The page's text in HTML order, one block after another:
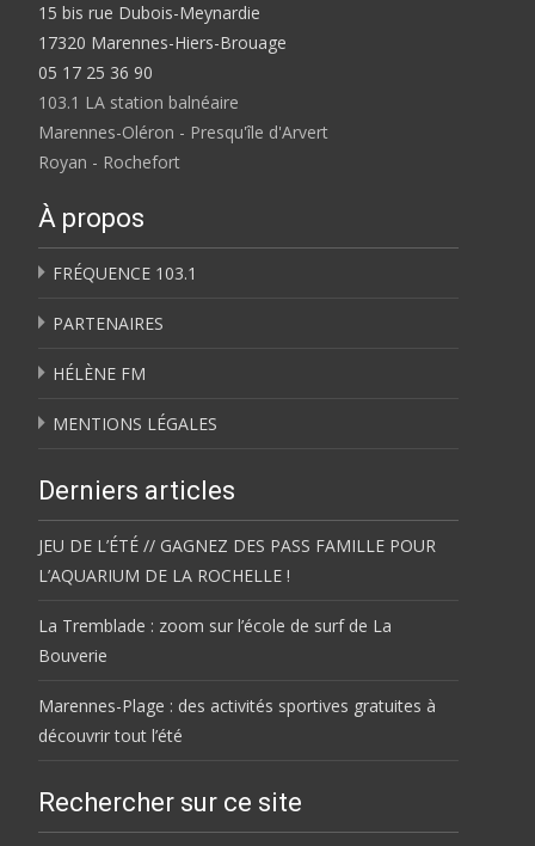
15 bis rue Dubois-Meynardie
17320 Marennes-Hiers-Brouage
05 17 25 36 90
103.1 LA station balnéaire
Marennes-Oléron - Presqu'île d'Arvert
Royan - Rochefort
À propos
FRÉQUENCE 103.1
PARTENAIRES
HÉLÈNE FM
MENTIONS LÉGALES
Derniers articles
JEU DE L’ÉTÉ // GAGNEZ DES PASS FAMILLE POUR
L’AQUARIUM DE LA ROCHELLE !
La Tremblade : zoom sur l’école de surf de La
Bouverie
Marennes-Plage : des activités sportives gratuites à
découvrir tout l’été
Rechercher sur ce site